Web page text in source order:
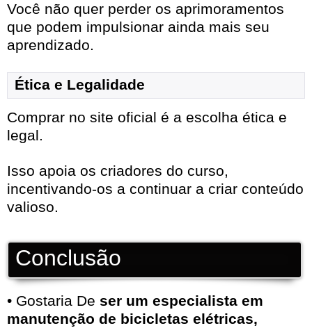
Você não quer perder os aprimoramentos
que podem impulsionar ainda mais seu
aprendizado.
Ética e Legalidade
Comprar no site oficial é a escolha ética e
legal.
Isso apoia os criadores do curso,
incentivando-os a continuar a criar conteúdo
valioso.
Conclusão
• Gostaria De ser um especialista em
manutenção de bicicletas elétricas,